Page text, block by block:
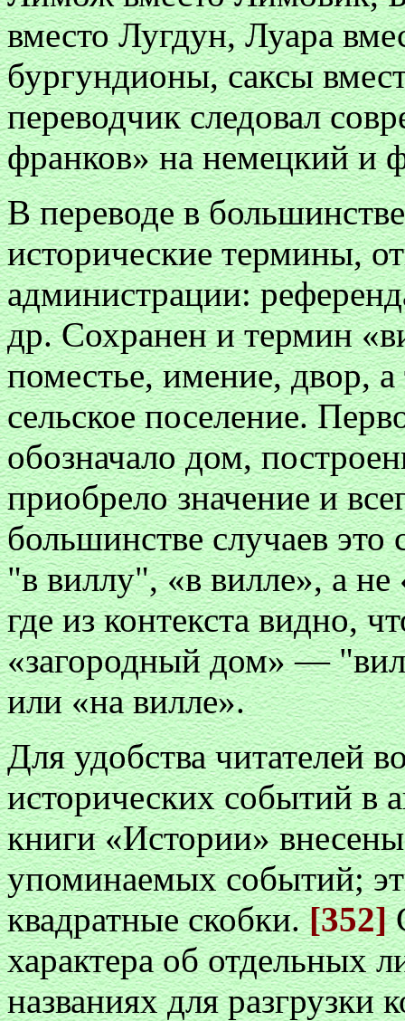
вместо Лугдун, Луара
бургундионы, саксы
переводчик следовал
франков» на немецкий и
В переводе в
исторические термины,
администрации:
др. Сохранен и термин
поместье, имение, двор,
сельское поселение.
обозначало дом,
приобрело значение и
большинстве случаев
"в виллу", «в вилле», а
где из контекста видно,
«загородный дом» —
или «на вилле».
Для удобства читателей
исторических событий в
книги «Истории»
упоминаемых событий;
квадратные скобки.[352]
характера об отдельных
названиях для